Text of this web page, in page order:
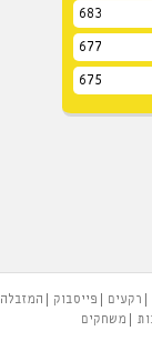
683
677
675
רקעים פייסבוק המזבלה
משחקים